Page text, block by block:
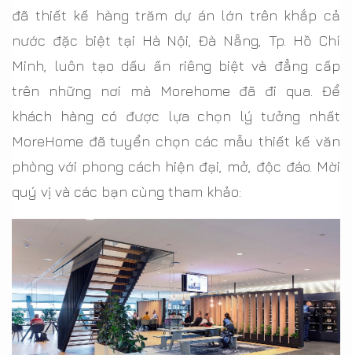
đã thiết kế hàng trăm dự án lớn trên khắp cả
nước đặc biệt tại Hà Nội, Đà Nẵng, Tp. Hồ Chí
Minh, luôn tạo dấu ấn riêng biệt và đẳng cấp
trên những nơi mà Morehome đã đi qua. Để
khách hàng có được lựa chọn lý tưởng nhất
MoreHome đã tuyển chọn các mẫu thiết kế văn
phòng với phong cách hiện đại, mở, độc đáo. Mời
quý vị và các bạn cùng tham khảo: